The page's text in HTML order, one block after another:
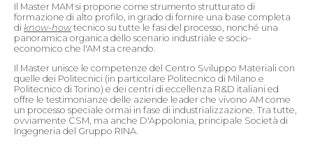
Il Master MAM si propone come strumento strutturato di
formazione di alto profilo, in grado di fornire una base completa
di know-howtecnico su tutte le fasi del processo, nonché una
panoramica organica dello scenario industriale e socio-
economico che l'AM sta creando.
Il Master unisce le competenze del Centro Sviluppo Materiali con
quelle dei Politecnici (in particolare Politecnico di Milano e
Politecnico di Torino) e dei centri di eccellenza R&D italiani ed
offre le testimonianze delle aziende leader che vivono AM come
un processo speciale ormai in fase di industrializzazione. Tra tutte,
ovviamente CSM, ma anche D'Appolonia, principale Società di
Ingegneria del Gruppo RINA.